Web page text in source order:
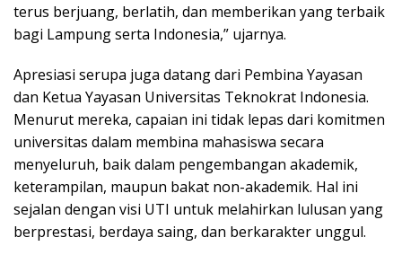
terus berjuang, berlatih, dan memberikan yang terbaik
bagi Lampung serta Indonesia,” ujarnya.
Apresiasi serupa juga datang dari Pembina Yayasan
dan Ketua Yayasan Universitas Teknokrat Indonesia.
Menurut mereka, capaian ini tidak lepas dari komitmen
universitas dalam membina mahasiswa secara
menyeluruh, baik dalam pengembangan akademik,
keterampilan, maupun bakat non-akademik. Hal ini
sejalan dengan visi UTI untuk melahirkan lulusan yang
berprestasi, berdaya saing, dan berkarakter unggul.